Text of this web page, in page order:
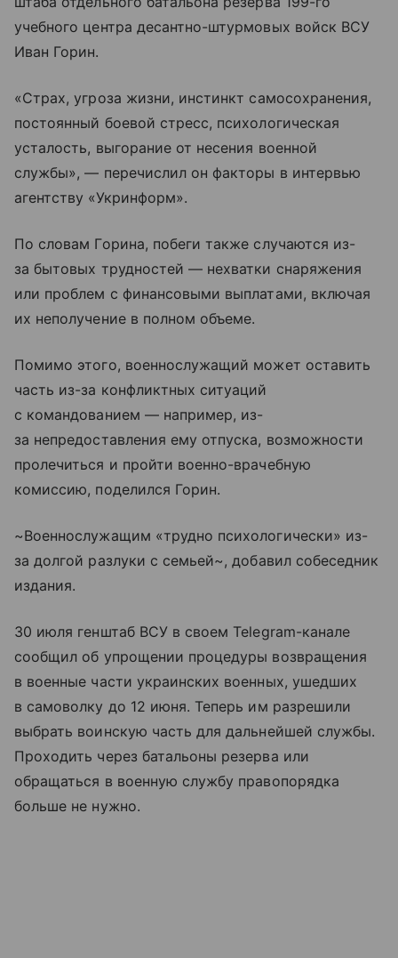
учебного центра десантно-штурмовых войск ВСУ
Иван Горин.
«Страх, угроза жизни, инстинкт самосохранения,
постоянный боевой стресс, психологическая
усталость, выгорание от несения военной
службы», — перечислил он факторы в интервью
агентству «Укринформ».
По словам Горина, побеги также случаются из-
за бытовых трудностей — нехватки снаряжения
или проблем с финансовыми выплатами, включая
их неполучение в полном объеме.
Помимо этого, военнослужащий может оставить
часть из-за конфликтных ситуаций
с командованием — например, из-
за непредоставления ему отпуска, возможности
пролечиться и пройти военно-врачебную
комиссию, поделился Горин.
~Военнослужащим «трудно психологически» из-
за долгой разлуки с семьей~, добавил собеседник
издания.
30 июля генштаб ВСУ в своем Telegram-канале
сообщил об упрощении процедуры возвращения
в военные части украинских военных, ушедших
в самоволку до 12 июня. Теперь им разрешили
выбрать воинскую часть для дальнейшей службы.
Проходить через батальоны резерва или
обращаться в военную службу правопорядка
больше не нужно.